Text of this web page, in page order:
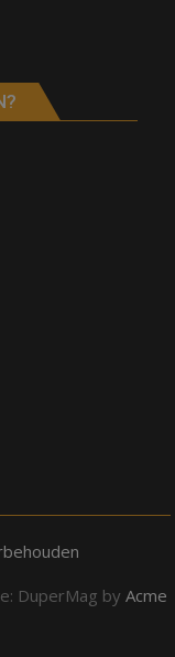
DuperMag by Acme